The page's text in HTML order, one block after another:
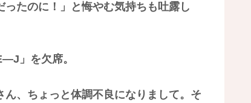
たのに！」と悔やむ気持ちも吐露し
」を欠席。
、ちょっと体調不良になりまして。そ